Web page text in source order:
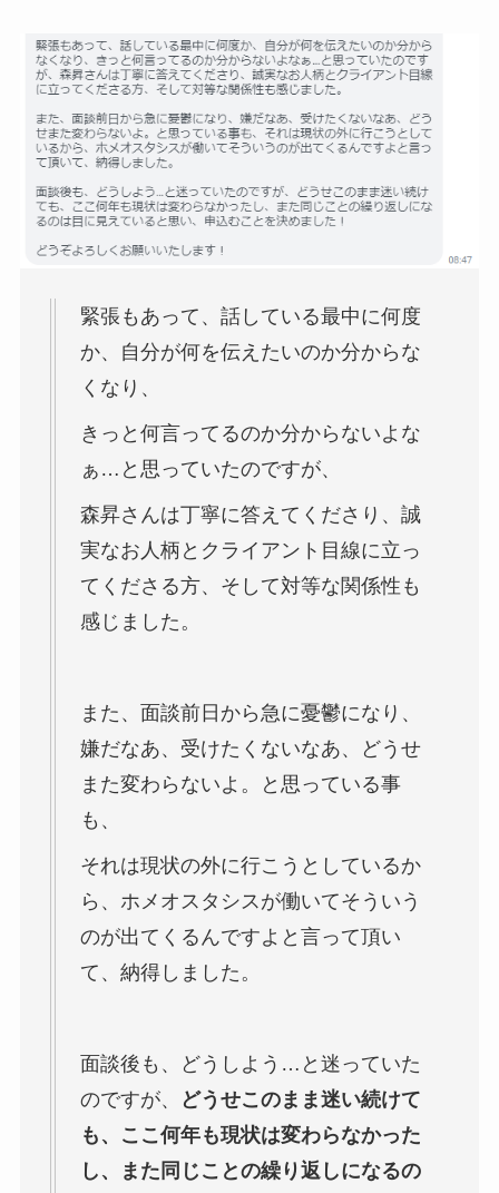
緊張もあって、話している最中に何度
か、自分が何を伝えたいのか分からな
くなり、
きっと何言ってるのか分からないよな
ぁ…と思っていたのですが、
森昇さんは丁寧に答えてくださり、誠
実なお人柄とクライアント目線に立っ
てくださる方、そして対等な関係性も
感じました。
また、面談前日から急に憂鬱になり、
嫌だなあ、受けたくないなあ、どうせ
また変わらないよ。と思っている事
も、
それは現状の外に行こうとしているか
ら、ホメオスタシスが働いてそういう
のが出てくるんですよと言って頂い
て、納得しました。
面談後も、どうしよう…と迷っていた
のですが、
どうせこのまま迷い続けて
も、ここ何年も現状は変わらなかった
し、また同じことの繰り返しになるの